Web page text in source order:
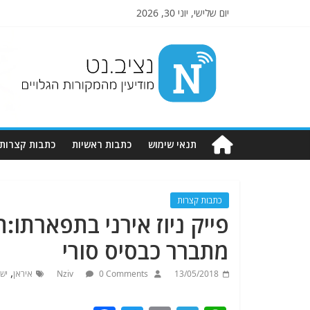
יום שלישי, יוני 30, 2026
Nziv.net
מודיעין
מהמקורות
תנאי שימוש כתבות ראשיות כתבות קצרות
כתבות קצרות
פייק ניוז אירני
מתברר כבסיס סורי
13/05/2018
Nziv 0 Comments איראן,